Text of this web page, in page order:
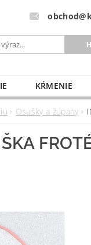
KŔMENIE
A VÝŽIVA
Osušky a župany